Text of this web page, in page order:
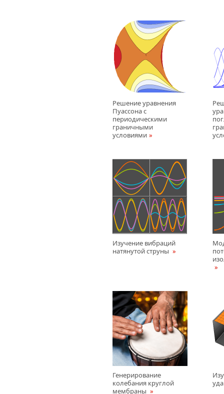
Решение уравнения
Пуассона с
периодическими
граничными
условиями
Изучение вибраций
натянутой струны
Генерирование
колебания круглой
мембраны